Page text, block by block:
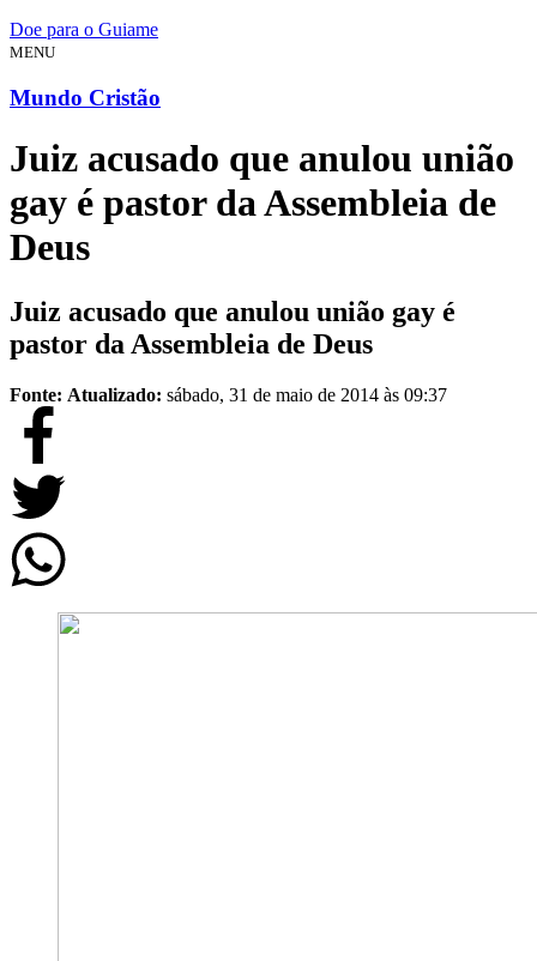
Doe para o Guiame
MENU
Mundo Cristão
Juiz acusado que anulou união
gay é pastor da Assembleia de
Deus
Juiz acusado que anulou união gay é
pastor da Assembleia de Deus
Fonte: Atualizado: sábado, 31 de maio de 2014 às 09:37